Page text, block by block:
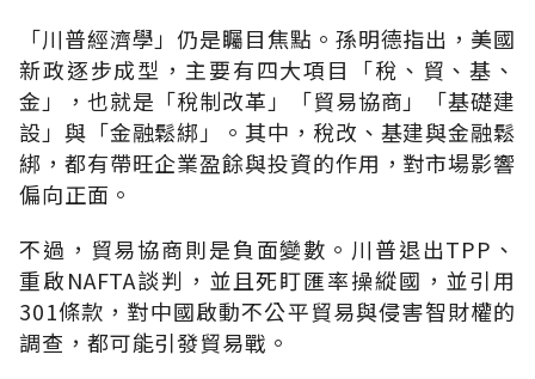
「川普經濟學」仍是矚目焦點。孫明德指出，美國
新政逐步成型，主要有四大項目「稅、貿、基、
金」，也就是「稅制改革」「貿易協商」「基礎建
設」與「金融鬆綁」。其中，稅改、基建與金融鬆
綁，都有帶旺企業盈餘與投資的作用，對市場影響
偏向正面。
不過，貿易協商則是負面變數。川普退出TPP、
重啟NAFTA談判，並且死盯匯率操縱國，並引用
301條款，對中國啟動不公平貿易與侵害智財權的
調查，都可能引發貿易戰。